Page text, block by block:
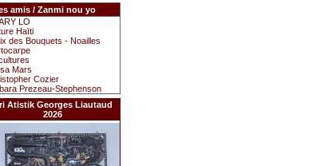
amis / Zanmi nou yo
LO
Haïti
des Bouquets - Noailles
Mars
Cozier
Prezeau-Stephenson
Atistik Georges Liautaud
2026